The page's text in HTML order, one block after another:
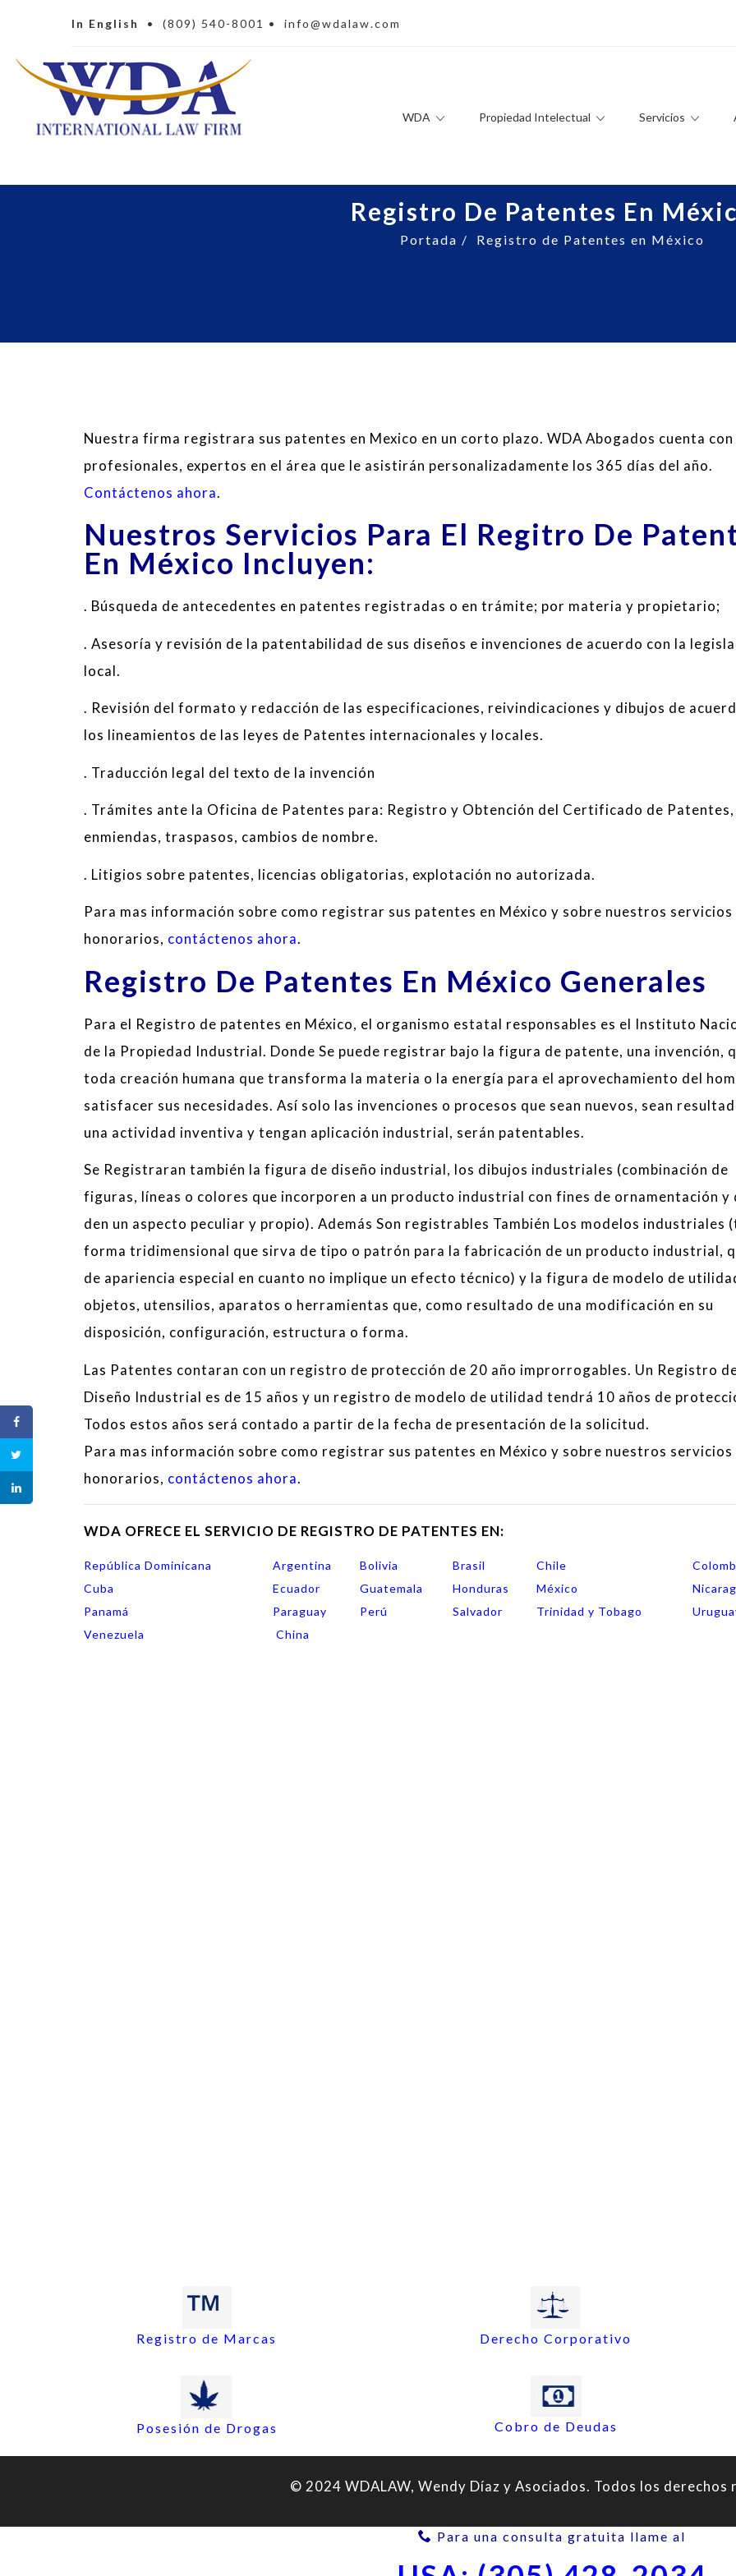
In English • (809) 540-8001 • info@wdalaw.com
WDA Propiedad Intelectual Servicios
Registro De Patentes En
Portada / Registro de Patentes en México
Nuestra firma registrara sus patentes en Mexico en un corto plazo. WDA Abogados cuenta con
profesionales, expertos en el área que le asistirán personalizadamente los 365 días del año.
Contáctenos ahora.
Nuestros Servicios Para El Regitro De
En México Incluyen:
. Búsqueda de antecedentes en patentes registradas o en trámite; por materia y propietario;
. Asesoría y revisión de la patentabilidad de sus diseños e invenciones de acuerdo con la
local.
. Revisión del formato y redacción de las especificaciones, reivindicaciones y dibujos de
los lineamientos de las leyes de Patentes internacionales y locales.
. Traducción legal del texto de la invención
. Trámites ante la Oficina de Patentes para: Registro y Obtención del Certificado de Patentes,
enmiendas, traspasos, cambios de nombre.
. Litigios sobre patentes, licencias obligatorias, explotación no autorizada.
Para mas información sobre como registrar sus patentes en México y sobre nuestros servicios
honorarios, contáctenos ahora.
Registro De Patentes En México Generales
Para el Registro de patentes en México, el organismo estatal responsables es el Instituto
de la Propiedad Industrial. Donde Se puede registrar bajo la figura de patente, una invención,
toda creación humana que transforma la materia o la energía para el aprovechamiento del
satisfacer sus necesidades. Así solo las invenciones o procesos que sean nuevos, sean
una actividad inventiva y tengan aplicación industrial, serán patentables.
Se Registraran también la figura de diseño industrial, los dibujos industriales (combinación de
figuras, líneas o colores que incorporen a un producto industrial con fines de ornamentación y
den un aspecto peculiar y propio). Además Son registrables También Los modelos industriales
forma tridimensional que sirva de tipo o patrón para la fabricación de un producto industrial,
de apariencia especial en cuanto no implique un efecto técnico) y la figura de modelo de
objetos, utensilios, aparatos o herramientas que, como resultado de una modificación en su
disposición, configuración, estructura o forma.
Las Patentes contaran con un registro de protección de 20 año improrrogables. Un Registro
Diseño Industrial es de 15 años y un registro de modelo de utilidad tendrá 10 años de
Todos estos años será contado a partir de la fecha de presentación de la solicitud.
Para mas información sobre como registrar sus patentes en México y sobre nuestros servicios
honorarios, contáctenos ahora.
WDA OFRECE EL SERVICIO DE REGISTRO DE PATENTES EN:
República Dominicana Argentina Bolivia Brasil Chile
Cuba
Ecuador Guatemala Honduras México
Panamá
Paraguay Perú Salvador Trinidad y Tobago
Venezuela
China
Registro de Marcas Derecho Corporativo
Posesión de Drogas Cobro de Deudas
© 2024 WDALAW, Wendy Díaz y Asociados. Todos los derechos
Para una consulta gratuita llame al